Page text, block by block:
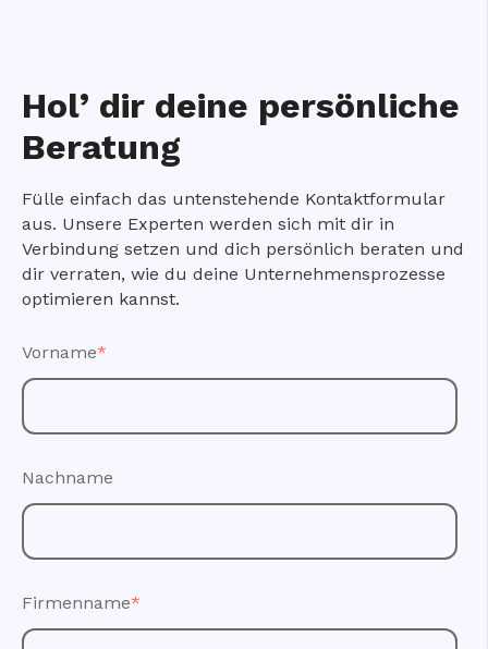
Hol’ dir deine persönliche
Beratung
Fülle einfach das untenstehende Kontaktformular
aus. Unsere Experten werden sich mit dir in
Verbindung setzen und dich persönlich beraten und
dir verraten, wie du deine Unternehmensprozesse
optimieren kannst.
Vorname*
Nachname
Firmenname*